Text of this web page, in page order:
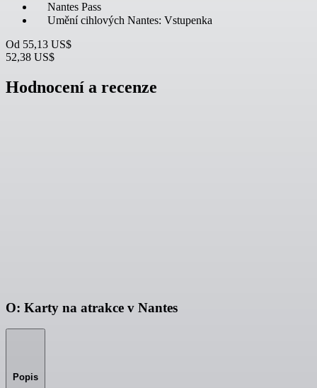
Nantes Pass
Umění cihlových Nantes: Vstupenka
Od 55,13 US$
52,38 US$
Hodnocení a recenze
O: Karty na atrakce v Nantes
Popis